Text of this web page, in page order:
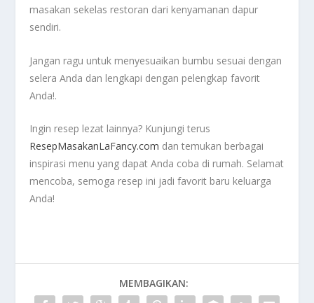
masakan sekelas restoran dari kenyamanan dapur
sendiri.
Jangan ragu untuk menyesuaikan bumbu sesuai dengan
selera Anda dan lengkapi dengan pelengkap favorit
Anda!.
Ingin resep lezat lainnya? Kunjungi terus
ResepMasakanLaFancy.com dan temukan berbagai
inspirasi menu yang dapat Anda coba di rumah. Selamat
mencoba, semoga resep ini jadi favorit baru keluarga
Anda!
MEMBAGIKAN: